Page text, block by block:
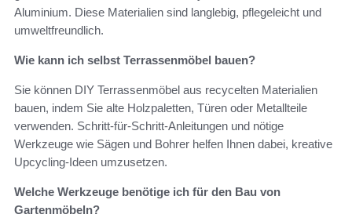
Aluminium. Diese Materialien sind langlebig, pflegeleicht und
umweltfreundlich.
Wie kann ich selbst Terrassenmöbel bauen?
Sie können DIY Terrassenmöbel aus recycelten Materialien
bauen, indem Sie alte Holzpaletten, Türen oder Metallteile
verwenden. Schritt-für-Schritt-Anleitungen und nötige
Werkzeuge wie Sägen und Bohrer helfen Ihnen dabei, kreative
Upcycling-Ideen umzusetzen.
Welche Werkzeuge benötige ich für den Bau von
Gartenmöbeln?